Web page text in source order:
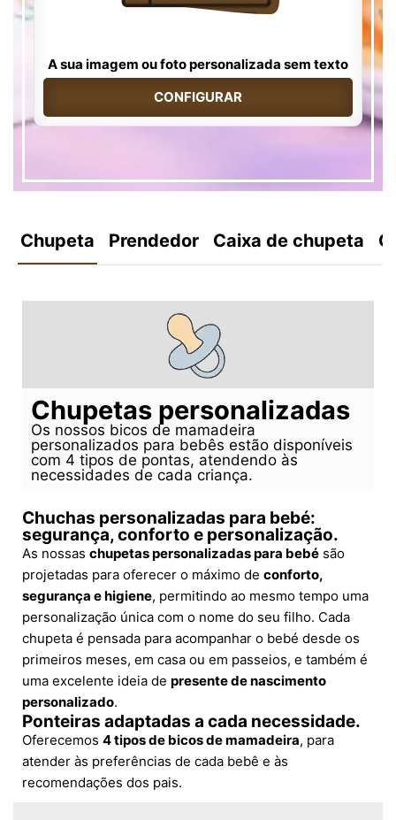
A sua imagem ou foto personalizada sem texto
CONFIGURAR
Chupeta Prendedor Caixa de chupeta
Chupetas personalizadas
Os nossos bicos de mamadeira
personalizados para bebês estão disponíveis
com 4 tipos de pontas, atendendo às
necessidades de cada criança.
Chuchas personalizadas para bebé:
segurança, conforto e personalização.
As nossas chupetas personalizadas para bebé são
projetadas para oferecer o máximo de conforto,
segurança e higiene, permitindo ao mesmo tempo uma
personalização única com o nome do seu filho. Cada
chupeta é pensada para acompanhar o bebé desde os
primeiros meses, em casa ou em passeios, e também é
uma excelente ideia de presente de nascimento
personalizado.
Ponteiras adaptadas a cada necessidade.
Oferecemos 4 tipos de bicos de mamadeira, para
atender às preferências de cada bebê e às
recomendações dos pais.